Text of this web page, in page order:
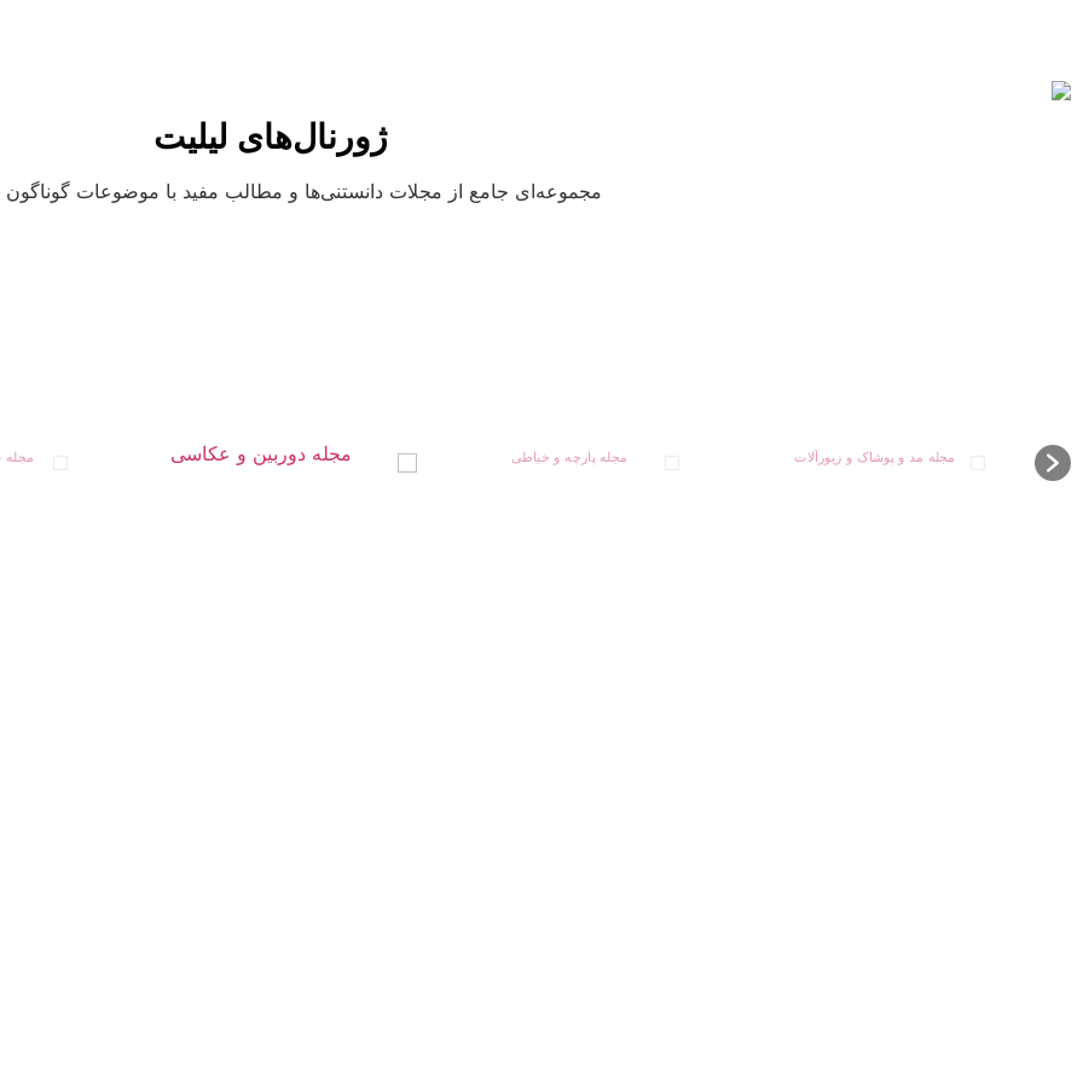
ژورنال‌های لیلیت
مجموعه‌ای جامع از مجلات دانستنی‌ها و مطالب مفید با موضوعات گوناگون